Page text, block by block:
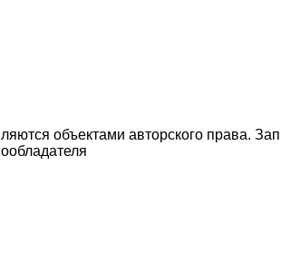
объектами авторского права.